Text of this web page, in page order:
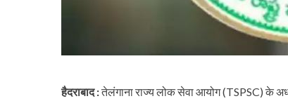
हैदराबाद :तेलंगाना राज्य लोक सेवा आयोग (TSPSC) के